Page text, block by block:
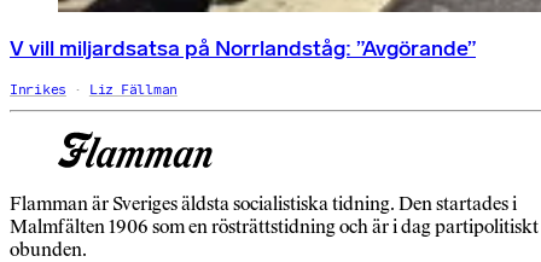
V vill miljardsatsa på Norrlandståg: ”Avgörande”
Inrikes Liz Fällman
Flamman är Sveriges äldsta socialistiska tidning. Den startades i
Malmfälten 1906 som en rösträttstidning och är i dag partipolitiskt
obunden.